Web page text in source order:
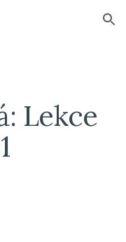
Skip to navigation
Lekce